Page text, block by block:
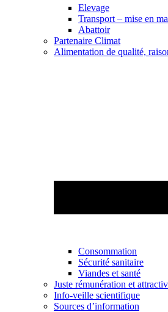
Elevage
Transport – mise en
Abattoir
Partenaire Climat
Alimentation de qualité,
Consommation
Sécurité sanitaire
Viandes et santé
Juste rémunération et
Info-veille scientifique
Sources d’information